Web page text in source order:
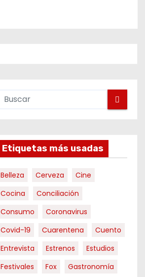
Etiquetas más usadas
Belleza Cerveza
Cine
Cocina
Conciliación
Consumo
Coronavirus
Covid-19
Cuarentena
Cuento
Entrevista
Estrenos
Estudios
Festivales
Fox
Gastronomía